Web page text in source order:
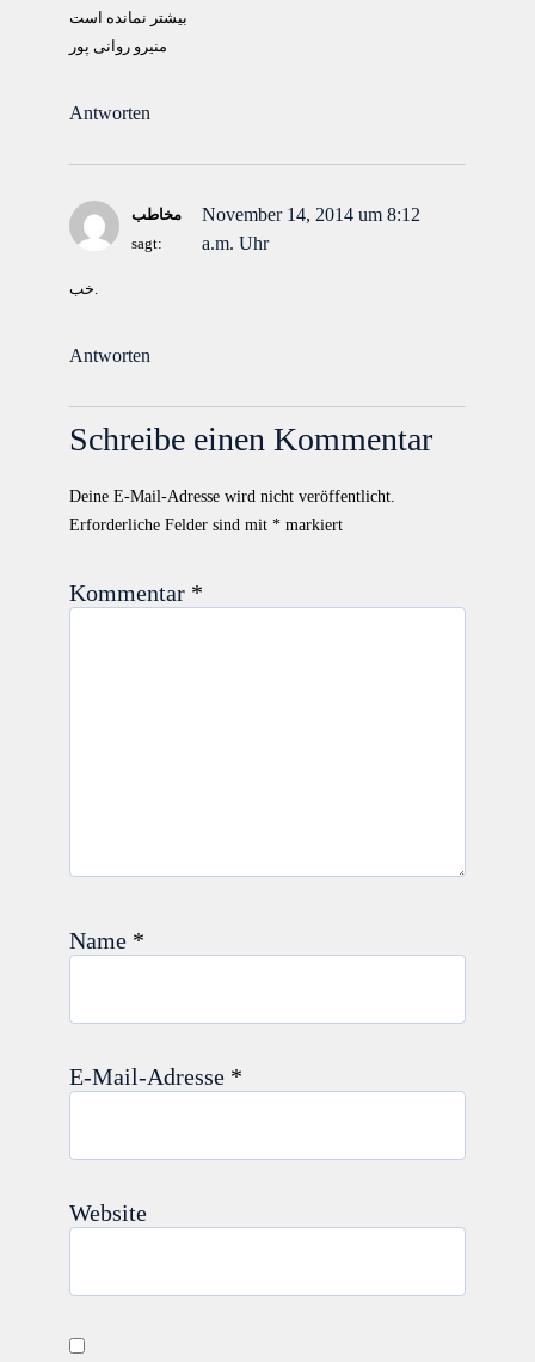
بیشتر نمانده است
منیرو روانی پور
Antworten
مخاطب
sagt:
November 14, 2014 um 8:12
a.m. Uhr
خب.
Antworten
Schreibe einen Kommentar
Deine E-Mail-Adresse wird nicht veröffentlicht.
Erforderliche Felder sind mit *markiert
Kommentar *
Name *
E-Mail-Adresse *
Website